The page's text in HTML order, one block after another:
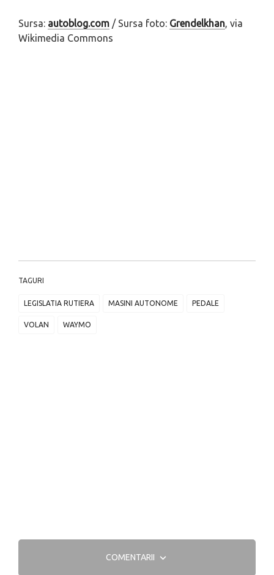
Sursa: autoblog.com / Sursa foto: Grendelkhan, via
Wikimedia Commons
TAGURI
LEGISLATIA RUTIERA MASINI AUTONOME PEDALE
VOLAN WAYMO
COMENTARII